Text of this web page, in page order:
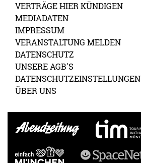
VERTRÄGE HIER KÜNDIGEN
MEDIADATEN
IMPRESSUM
VERANSTALTUNG MELDEN
DATENSCHUTZ
UNSERE AGB'S
DATENSCHUTZEINSTELLUNGEN
ÜBER UNS